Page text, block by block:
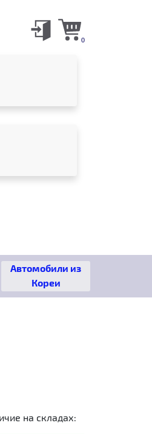
0
Автомобили из
Кореи
на складах: